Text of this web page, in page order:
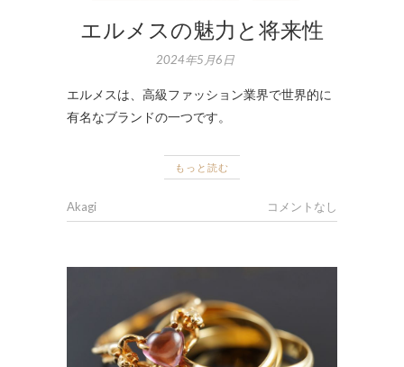
エルメスの魅力と将来性
2024年5月6日
エルメスは、高級ファッション業界で世界的に
有名なブランドの一つです。
もっと読む
Akagi コメントなし